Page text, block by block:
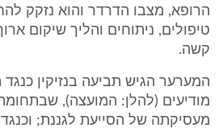
הרופא, מצבו הדרדר והוא נזקק
טיפולים, ניתוחים והליך שיקום
קשה.
המערער הגיש תביעה בנזיקין
מודיעים (להלן: המועצה), שבתחומה
מעסיקתה של הסייעת לגננת;